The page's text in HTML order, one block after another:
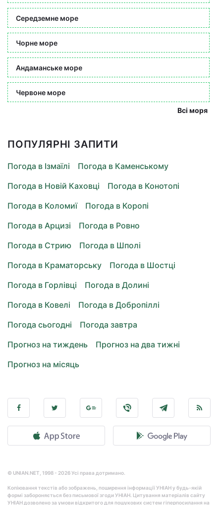
Середземне море
Чорне море
Андаманське море
Червоне море
Всі моря
ПОПУЛЯРНІ ЗАПИТИ
Погода в Ізмаїлі
Погода в Каменському
Погода в Новій Каховці
Погода в Конотопі
Погода в Коломиї
Погода в Коропі
Погода в Арцизі
Погода в Ровно
Погода в Стрию
Погода в Шполі
Погода в Краматорську
Погода в Шостці
Погода в Горлівці
Погода в Долині
Погода в Ковелі
Погода в Добропіллі
Погода сьогодні
Погода завтра
Прогноз на тиждень
Прогноз на два тижні
Прогноз на місяць
© UNIAN.NET, 1998 - 2026 Усі права дотримано.
Копіювання текстів або зображень, поширення інформації УНІАН у будь-якій
формі забороняється без письмової згоди УНІАН. Цитування матеріалів сайту
УНІАН дозволено за умови відкритого для пошукових систем гіперпосилання на